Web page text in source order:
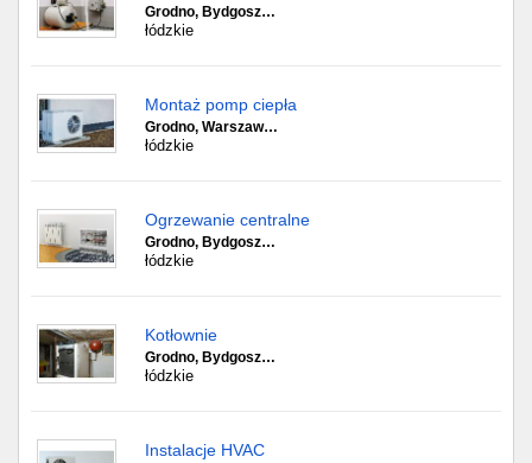
Grodno, Bydgosz…
łódzkie
Montaż pomp ciepła
Grodno, Warszaw…
łódzkie
Ogrzewanie centralne
Grodno, Bydgosz…
łódzkie
Kotłownie
Grodno, Bydgosz…
łódzkie
Instalacje HVAC